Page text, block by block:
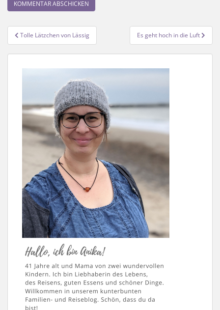
Beitragsnavigation
Tolle Lätzchen von Lässig Es geht hoch in die Luft